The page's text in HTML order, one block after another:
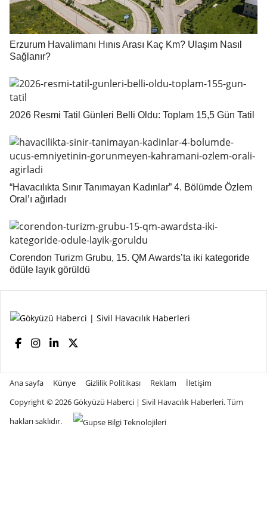
Erzurum Havalimanı Hınıs Arası Kaç Km? Ulaşım Nasıl
Sağlanır?
2026 Resmi Tatil Günleri Belli Oldu: Toplam 15,5 Gün Tatil
“Havacılıkta Sınır Tanımayan Kadınlar” 4. Bölümde Özlem
Oral’ı ağırladı
Corendon Turizm Grubu, 15. QM Awards’ta iki kategoride
ödüle layık görüldü
Ana sayfa Künye Gizlilik Politikası Reklam
İletişim
Copyright © 2026Gökyüzü Haberci | Sivil Havacılık Haberleri. Tüm
hakları saklıdır.